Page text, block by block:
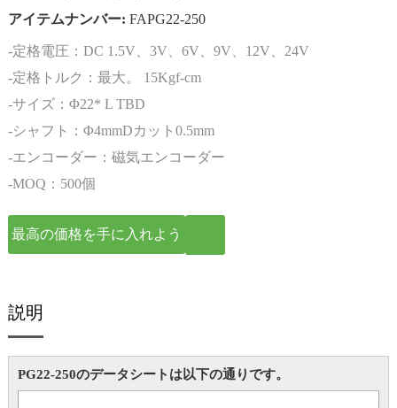
アイテムナンバー: FAPG22-250
-定格電圧：DC 1.5V、3V、6V、9V、12V、24V
-定格トルク：最大。 15Kgf-cm
-サイズ：Φ22* L TBD
-シャフト：Φ4mmDカット0.5mm
-エンコーダー：磁気エンコーダー
-MOQ：500個
最高の価格を手に入れよう
説明
PG22-250のデータシートは以下の通りです。